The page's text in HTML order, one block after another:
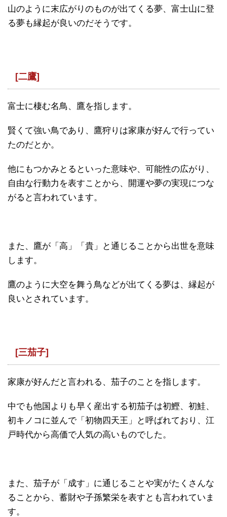
山のように末広がりのものが出てくる夢、富士山に登
る夢も縁起が良いのだそうです。
[二鷹]
富士に棲む名鳥、鷹を指します。
賢くて強い鳥であり、鷹狩りは家康が好んで行ってい
たのだとか。
他にもつかみとるといった意味や、可能性の広がり、
自由な行動力を表すことから、開運や夢の実現につな
がると言われています。
また、鷹が「高」「貴」と通じることから出世を意味
します。
鷹のように大空を舞う鳥などが出てくる夢は、縁起が
良いとされています。
[三茄子]
家康が好んだと言われる、茄子のことを指します。
中でも他国よりも早く産出する初茄子は初鰹、初鮭、
初キノコに並んで「初物四天王」と呼ばれており、江
戸時代から高価で人気の高いものでした。
また、茄子が「成す」に通じることや実がたくさんな
ることから、蓄財や子孫繁栄を表すとも言われていま
す。